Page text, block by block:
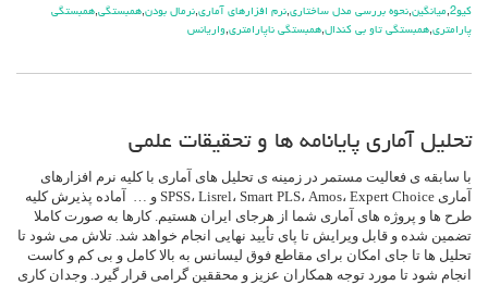
كيو2 ,ميانگين,نحوه بررسي مدل ساختاري,نرم افزارهاي آماري,نرمال بودن,همبستگي,همبستگي
پارامتري,همبستگي تاو بي کندال,همبستگي ناپارامتري,واريانس
تحلیل آماری پایانامه ها و تحقیقات علمی
با سابقه ی فعالیت مستمر در زمینه ی تحلیل های آماری با کلیه نرم افزارهای
آماری SPSS، Lisrel، Smart PLS، Amos، Expert Choice و … آماده پذیرش کلیه
طرح ها و پروژه های آماری شما از هرجای ایران هستیم. کارها به صورت کاملا
تضمین شده و قابل ویرایش تا پای تأیید نهایی انجام خواهد شد. تلاش می شود تا
تحلیل ها تا جای امکان برای مقاطع فوق لیسانس به بالا کامل و بی کم و کاست
انجام شود تا مورد توجه همکاران عزیز و محققین گرامی قرار گیرد. وجدان کاری